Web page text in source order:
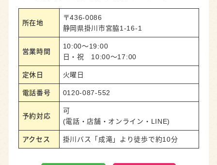
所在地
〒436-0086
静岡県掛川市宮脇1-16-1
営業時間
10:00～19:00
日・祝 10:00～17:00
定休日 火曜日
電話番号 0120-087-552
予約対応
可
(電話・店舗・オンライン・LINE)
アクセス 掛川バス「成滝」より徒歩で約10分